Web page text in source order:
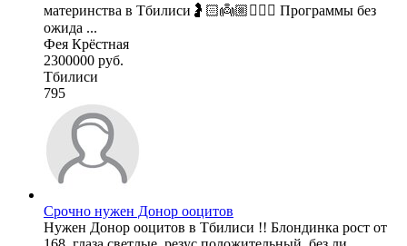
материнства в Тбилиси🤰🏻👼🏼🧚🏼‍♂️ Программы без
ожида ...
Фея Крёстная
2300000 руб.
Тбилиси
795
Срочно нужен Донор ооцитов
Нужен Донор ооцитов в Тбилиси !! Блондинка рост от